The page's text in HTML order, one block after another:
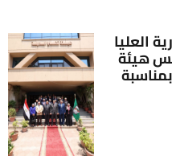
العليا
هيئة